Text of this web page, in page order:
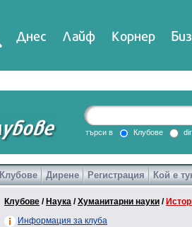
Днес Лайф Корнер
DirTV Impressio
Games
търси в Клубове
Клубове Дирене Регистрация Кой е
Клубове / Наука /Хуманитарни науки /
Информация за клуба